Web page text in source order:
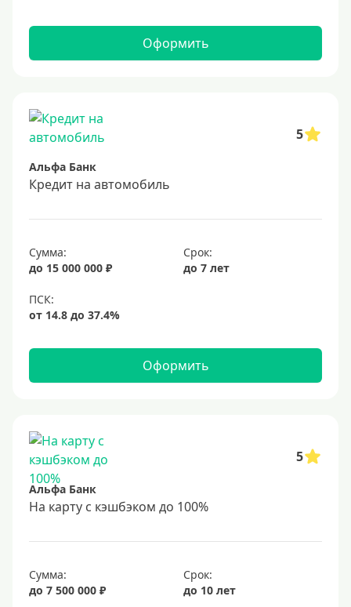
Оформить
5
Альфа Банк
Кредит на автомобиль
Сумма:
до 15 000 000 ₽
Срок:
до 7 лет
Оформить
5
Альфа Банк
На карту с кэшбэком до 100%
Сумма:
до 7 500 000 ₽
Срок:
до 10 лет